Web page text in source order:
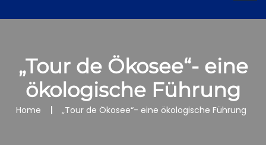
„Tour de Ökosee“- eine
ökologische Führung
Home „Tour de Ökosee“- eine ökologische Führung